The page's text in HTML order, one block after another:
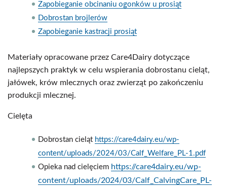
Zapobieganie obcinaniu ogonków u prosiąt
Dobrostan brojlerów
Zapobieganie kastracji prosiąt
Materiały opracowane przez Care4Dairy dotyczące
najlepszych praktyk w celu wspierania dobrostanu cieląt,
jałówek, krów mlecznych oraz zwierząt po zakończeniu
produkcji mlecznej.
Cielęta
Dobrostan cieląt https://care4dairy.eu/wp-
content/uploads/2024/03/Calf_Welfare_PL-1.pdf
Opieka nad cielęciem https://care4dairy.eu/wp-
content/uploads/2024/03/Calf_CalvingCare_PL-